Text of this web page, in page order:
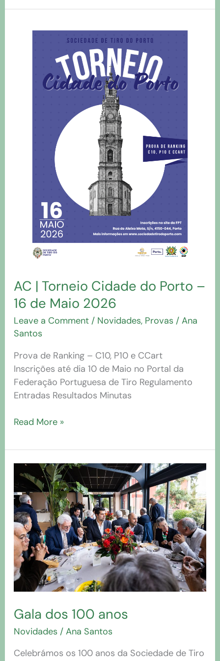
AC | Torneio Cidade do Porto –
16 de Maio 2026
Leave a Comment / Novidades, Provas /Ana
Santos
Prova de Ranking – C10, P10 e CCart
Inscrições até dia 10 de Maio no Portal da
Federação Portuguesa de Tiro Regulamento
Entradas Resultados Minutas
Read More »
Gala dos 100 anos
Novidades /Ana Santos
Celebrámos os 100 anos da Sociedade de Tiro
Gala
dos
100
anos